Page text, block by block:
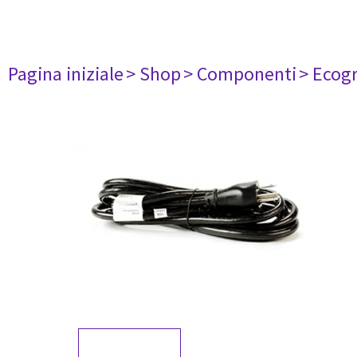
Pagina iniziale> Shop> Componenti>